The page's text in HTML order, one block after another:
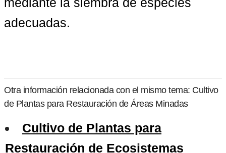
adecuadas.
Otra información relacionada con el mismo tema: Cultivo
de Plantas para Restauración de Áreas Minadas
Cultivo de Plantas para
Restauración de Ecosistemas